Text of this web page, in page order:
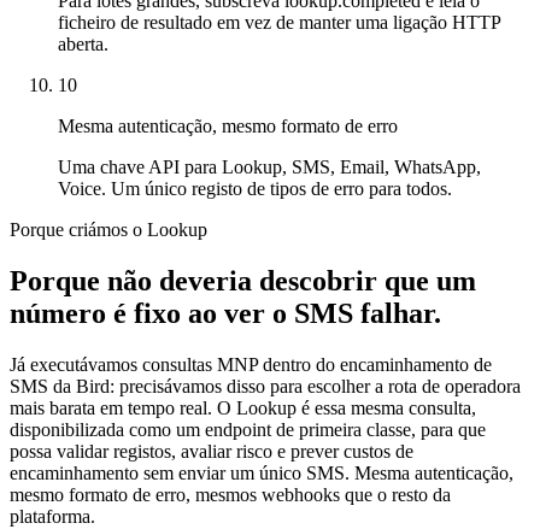
ficheiro de resultado em vez de manter uma ligação HTTP
aberta.
10
Mesma autenticação, mesmo formato de erro
Uma chave API para Lookup, SMS, Email, WhatsApp,
Voice. Um único registo de tipos de erro para todos.
Porque criámos o Lookup
Porque não deveria descobrir que um
número é fixo ao ver o SMS falhar.
Já executávamos consultas MNP dentro do encaminhamento de
SMS da Bird: precisávamos disso para escolher a rota de operadora
mais barata em tempo real. O Lookup é essa mesma consulta,
disponibilizada como um endpoint de primeira classe, para que
possa validar registos, avaliar risco e prever custos de
encaminhamento sem enviar um único SMS. Mesma autenticação,
mesmo formato de erro, mesmos webhooks que o resto da
plataforma.